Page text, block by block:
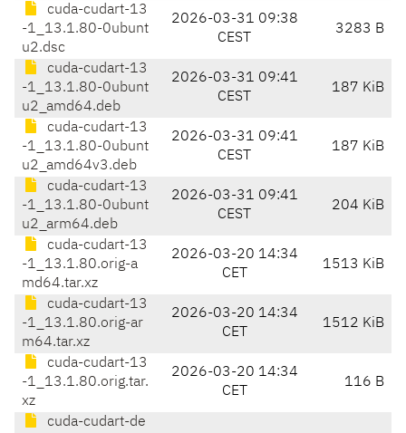
cuda-cudart-13
-1_13.1.80-0ubunt
u2.dsc
2026-03-31 09:38
CEST
3283 B
cuda-cudart-13
-1_13.1.80-0ubunt
u2_amd64.deb
2026-03-31 09:41
CEST
187 KiB
cuda-cudart-13
-1_13.1.80-0ubunt
u2_amd64v3.deb
2026-03-31 09:41
CEST
187 KiB
cuda-cudart-13
-1_13.1.80-0ubunt
u2_arm64.deb
2026-03-31 09:41
CEST
204 KiB
cuda-cudart-13
-1_13.1.80.orig-a
md64.tar.xz
2026-03-20 14:34
CET
1513 KiB
cuda-cudart-13
-1_13.1.80.orig-ar
m64.tar.xz
2026-03-20 14:34
CET
1512 KiB
cuda-cudart-13
-1_13.1.80.orig.tar.
xz
2026-03-20 14:34
CET
116 B
cuda-cudart-de